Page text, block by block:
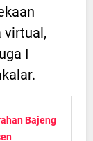
virtual,
I
Bajeng